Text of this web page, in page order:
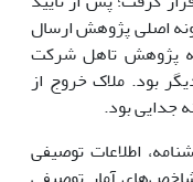
اصلی پژوهش ارسال
پژوهش تاهل شرکت
بود. ملاک خروج از
جدایی بود.
اطلاعات توصیفی